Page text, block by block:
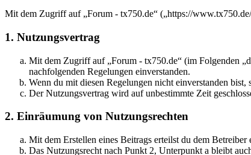
Mit dem Zugriff auf „Forum - tx750.de“ („https://
1. Nutzungsvertrag
Mit dem Zugriff auf „Forum - tx750.de“ (im Folgenden
nachfolgenden Regelungen einverstanden.
Wenn du mit diesen Regelungen nicht einverstanden
Der Nutzungsvertrag wird auf unbestimmte Zeit
2. Einräumung von Nutzungsrechten
Mit dem Erstellen eines Beitrags erteilst du dem
Das Nutzungsrecht nach Punkt 2, Unterpunkt a bleibt